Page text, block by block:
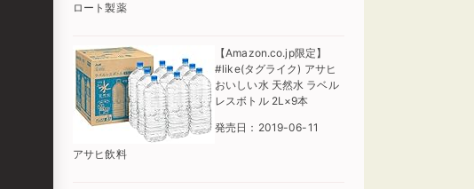
ロート製薬
【Amazon.co.jp限定】
#like(タグライク) アサヒ
おいしい水 天然水 ラベル
レスボトル 2L×9本
発売日：2019-06-11
アサヒ飲料